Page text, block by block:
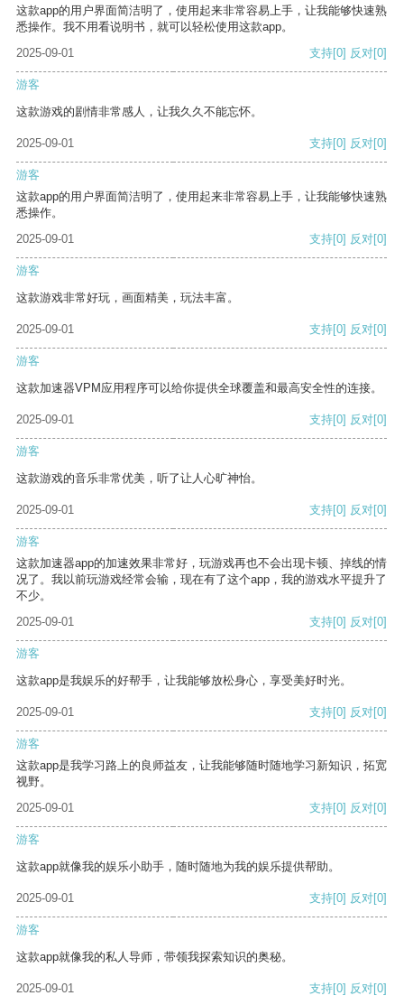
这款app的用户界面简洁明了，使用起来非常容易上手，让我能够快速熟
悉操作。我不用看说明书，就可以轻松使用这款app。
2025-09-01
支持[0] 反对[0]
游客
这款游戏的剧情非常感人，让我久久不能忘怀。
2025-09-01 支持[0] 反对[0]
游客
这款app的用户界面简洁明了，使用起来非常容易上手，让我能够快速熟
悉操作。
2025-09-01
支持[0] 反对[0]
游客
这款游戏非常好玩，画面精美，玩法丰富。
2025-09-01 支持[0] 反对[0]
游客
这款加速器VPM应用程序可以给你提供全球覆盖和最高安全性的连接。
2025-09-01 支持[0] 反对[0]
游客
这款游戏的音乐非常优美，听了让人心旷神怡。
2025-09-01 支持[0] 反对[0]
游客
这款加速器app的加速效果非常好，玩游戏再也不会出现卡顿、掉线的情
况了。我以前玩游戏经常会输，现在有了这个app，我的游戏水平提升了
不少。
2025-09-01
支持[0] 反对[0]
游客
这款app是我娱乐的好帮手，让我能够放松身心，享受美好时光。
2025-09-01 支持[0] 反对[0]
游客
这款app是我学习路上的良师益友，让我能够随时随地学习新知识，拓宽
视野。
2025-09-01
支持[0] 反对[0]
游客
这款app就像我的娱乐小助手，随时随地为我的娱乐提供帮助。
2025-09-01 支持[0] 反对[0]
游客
这款app就像我的私人导师，带领我探索知识的奥秘。
2025-09-01 支持[0] 反对[0]